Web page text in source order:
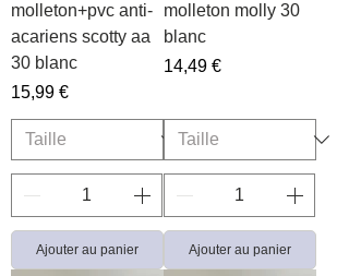
molleton+pvc anti-
acariens scotty aa
30 blanc
Prix
15,99 €
Ajouter au panier
molleton molly 30
blanc
Prix
14,49 €
Ajouter au panier